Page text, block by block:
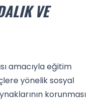
VE
amacıyla eğitim
yönelik sosyal
korunması